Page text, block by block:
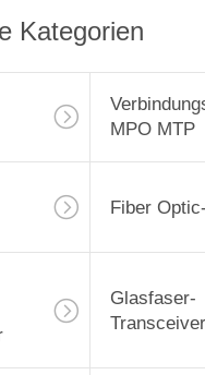
Kategorien
MPO MTP
Fiber
Glasfaser-
Transceiver